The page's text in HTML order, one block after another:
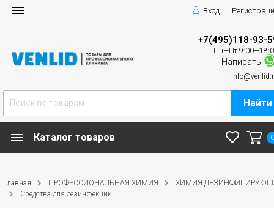
Вход
+7(495)118-93-
Пн—Пт
Написать
Найти
Каталог товаров
Главная ПРОФЕССИОНАЛЬНАЯ ХИМИЯ
ХИМИЯ
Средства для дезинфекции